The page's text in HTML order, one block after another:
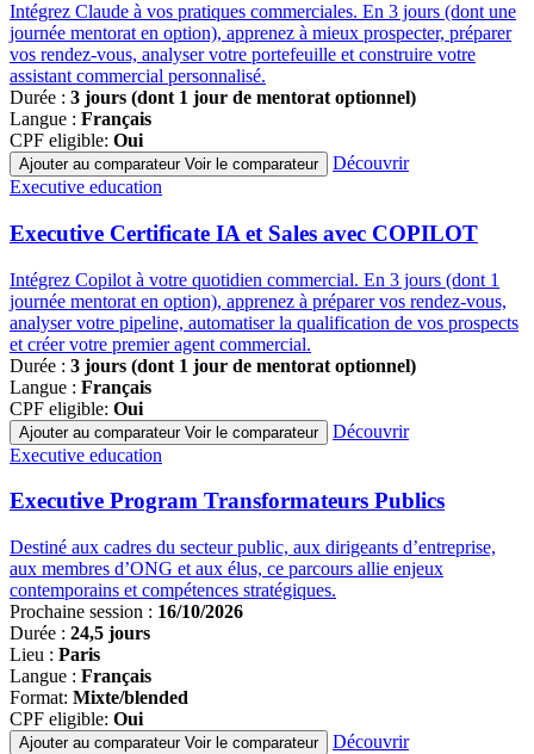
Intégrez Claude à vos pratiques commerciales. En 3 jours (dont une
journée mentorat en option), apprenez à mieux prospecter, préparer
vos rendez-vous, analyser votre portefeuille et construire votre
assistant commercial personnalisé.
Durée : 3 jours (dont 1 jour de mentorat optionnel)
Langue : Français
CPF eligible: Oui
Ajouter au comparateur Voir le comparateur
Découvrir
Famille
programmes
Executive education
Executive Certificate IA et Sales avec COPILOT
Intégrez Copilot à votre quotidien commercial. En 3 jours (dont 1
journée mentorat en option), apprenez à préparer vos rendez-vous,
analyser votre pipeline, automatiser la qualification de vos prospects
et créer votre premier agent commercial.
Durée : 3 jours (dont 1 jour de mentorat optionnel)
Langue : Français
CPF eligible: Oui
Ajouter au comparateur Voir le comparateur
Découvrir
Famille
programmes
Executive education
Executive Program Transformateurs Publics
Destiné aux cadres du secteur public, aux dirigeants d’entreprise,
aux membres d’ONG et aux élus, ce parcours allie enjeux
contemporains et compétences stratégiques.
Prochaine session : 16/10/2026
Durée : 24,5 jours
Lieu : Paris
Langue : Français
Format: Mixte/blended
CPF eligible: Oui
Ajouter au comparateur Voir le comparateur
Découvrir